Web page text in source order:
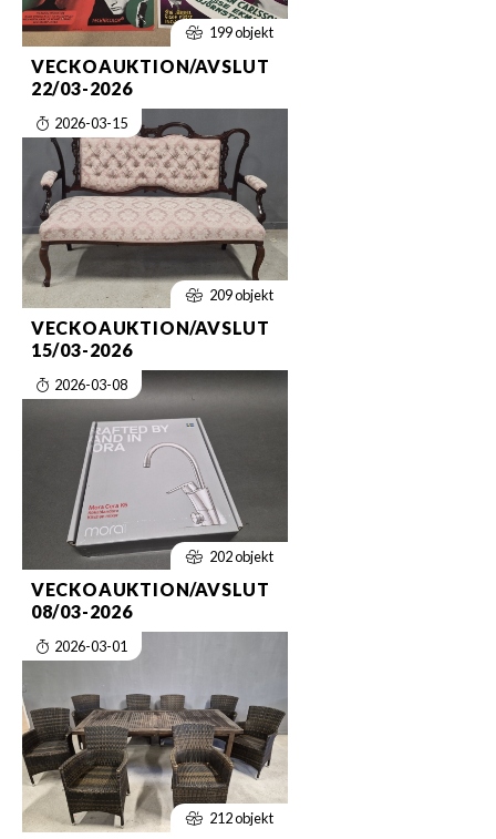
199 objekt
VECKOAUKTION/AVSLUT
22/03-2026
2026-03-15
209 objekt
VECKOAUKTION/AVSLUT
15/03-2026
2026-03-08
202 objekt
VECKOAUKTION/AVSLUT
08/03-2026
2026-03-01
212 objekt